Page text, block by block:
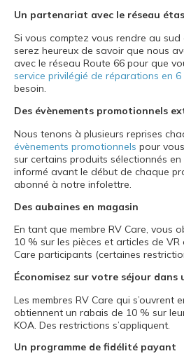
Un partenariat avec le réseau
Si vous comptez vous rendre au
serez heureux de savoir que nous
avec le réseau Route 66 pour que
service privilégié de réparations en 6
besoin.
Des évènements promotionnels
Nous tenons à plusieurs reprises
évènements promotionnels pour
sur certains produits sélectionnés
informé avant le début de chaque
abonné à notre infolettre.
Des aubaines en magasin
En tant que membre RV Care, vous
10 % sur les pièces et articles de
Care participants (certaines
Économisez sur votre séjour dans
Les membres RV Care qui s’ouvrent
obtiennent un rabais de 10 % sur
KOA. Des restrictions s’appliquent.
Un programme de fidélité payant